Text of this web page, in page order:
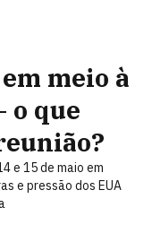
meio à
o que
e 15 de maio em
e pressão dos EUA